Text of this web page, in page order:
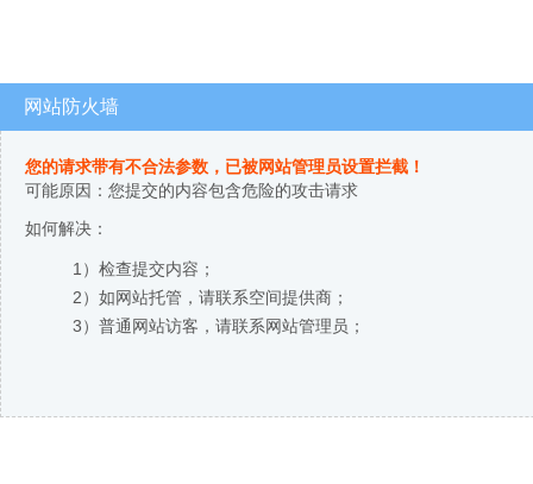
网站防火墙
您的请求带有不合法参数，已被网站管理员设置拦截！
可能原因：您提交的内容包含危险的攻击请求
如何解决：
1）检查提交内容；
2）如网站托管，请联系空间提供商；
3）普通网站访客，请联系网站管理员；